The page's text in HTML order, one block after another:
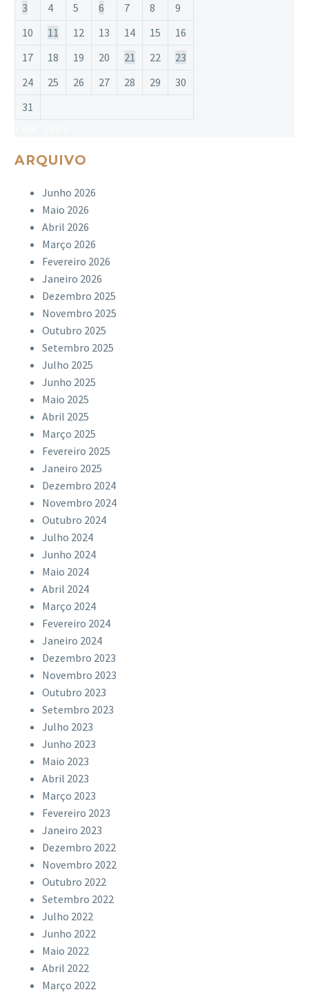
3 4 5 6 7 8
9
10
11 12 13 14 15
16
17
18 19 20 21 22
23
24
25 26 27 28 29
30
31
ARQUIVO
Junho 2026
Maio 2026
Abril 2026
Março 2026
Fevereiro 2026
Janeiro 2026
Dezembro 2025
Novembro 2025
Outubro 2025
Setembro 2025
Julho 2025
Junho 2025
Maio 2025
Abril 2025
Março 2025
Fevereiro 2025
Janeiro 2025
Dezembro 2024
Novembro 2024
Outubro 2024
Julho 2024
Junho 2024
Maio 2024
Abril 2024
Março 2024
Fevereiro 2024
Janeiro 2024
Dezembro 2023
Novembro 2023
Outubro 2023
Setembro 2023
Julho 2023
Junho 2023
Maio 2023
Abril 2023
Março 2023
Fevereiro 2023
Janeiro 2023
Dezembro 2022
Novembro 2022
Outubro 2022
Setembro 2022
Julho 2022
Junho 2022
Maio 2022
Abril 2022
Março 2022